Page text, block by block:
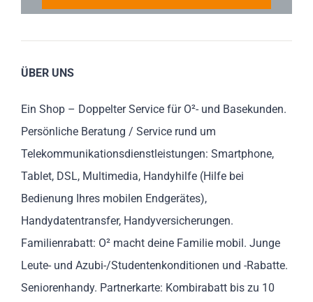
ÜBER UNS
Ein Shop – Doppelter Service für O²- und Basekunden.
Persönliche Beratung / Service rund um
Telekommunikationsdienstleistungen: Smartphone,
Tablet, DSL, Multimedia, Handyhilfe (Hilfe bei
Bedienung Ihres mobilen Endgerätes),
Handydatentransfer, Handyversicherungen.
Familienrabatt: O² macht deine Familie mobil. Junge
Leute- und Azubi-/Studentenkonditionen und -Rabatte.
Seniorenhandy. Partnerkarte: Kombirabatt bis zu 10